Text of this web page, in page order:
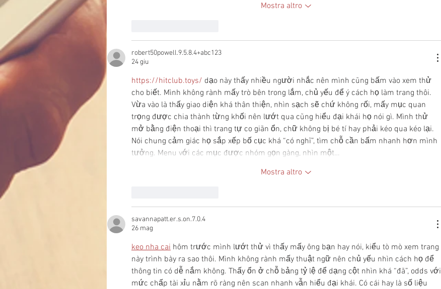
Mostra altro
robert50powell.9.5.8.4+abc123
24 giu
https://hitclub.toys/ dạo này thấy nhiều người nhắc nên mình cũng bấm vào xem thử
cho biết. Mình không rành mấy trò bên trong lắm, chủ yếu để ý cách họ làm trang thôi.
Vừa vào là thấy giao diện khá thân thiện, nhìn sạch sẽ chứ không rối, mấy mục quan
trọng được chia thành từng khối nên lướt qua cũng hiểu đại khái họ nói gì. Mình thử
mở bằng điện thoại thì trang tự co giãn ổn, chữ không bị bé tí hay phải kéo qua kéo lại.
Nói chung cảm giác họ sắp xếp bố cục khá “có nghĩ”, tìm chỗ cần bấm nhanh hơn mình
tưởng. Menu với các mục được nhóm gọn gàng, nhìn một…
Mostra altro
savannapatt.er.s.on.7.0.4
26 mag
keo nha cai hôm trước mình lướt thử vì thấy mấy ông bạn hay nói, kiểu tò mò xem trang
này trình bày ra sao thôi. Mình không rành mấy thuật ngữ nên chủ yếu nhìn cách họ để
thông tin có dễ nắm không. Thấy ổn ở chỗ bảng tỷ lệ để dạng cột nhìn khá “đã”, odds với
mức chấp tài xỉu nằm rõ ràng nên scan nhanh vẫn hiểu đại khái. Có cái hay là số liệu